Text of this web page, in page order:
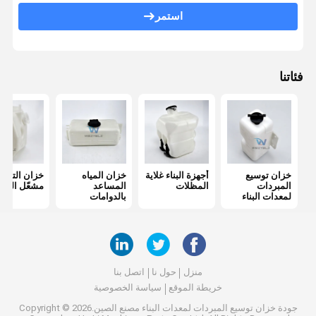
غلاية مساعدة
استمر
فئاتنا
خزان توسيع
المبردات
لمعدات البناء
أجهزة البناء غلاية
المظلات
خزان المياه
المساعد
بالدوامات
خزان
مشعّل
منزل حول نا
اتصل بنا
خريطة الموقع
سياسة الخصوصية
جودة خزان توسيع المبردات لمعدات البناء
مصنع الصين.Copyright © 2026